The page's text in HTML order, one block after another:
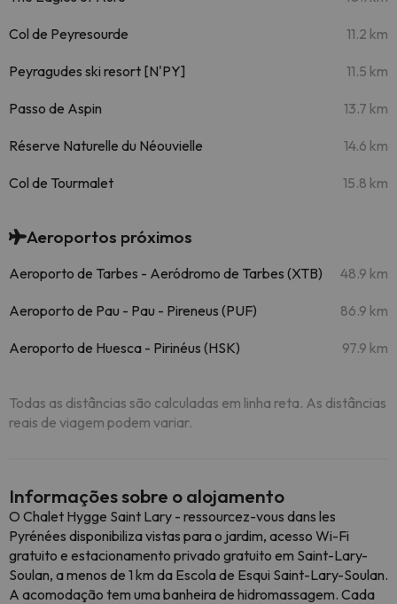
Col de Peyresourde 11.2 km
Peyragudes ski resort [N'PY] 11.5 km
Passo de Aspin 13.7 km
Réserve Naturelle du Néouvielle 14.6 km
Col de Tourmalet 15.8 km
Aeroportos próximos
Aeroporto de Tarbes - Aeródromo de Tarbes (XTB) 48.9 km
Aeroporto de Pau - Pau - Pireneus (PUF) 86.9 km
Aeroporto de Huesca - Pirinéus (HSK) 97.9 km
Todas as distâncias são calculadas em linha reta. As distâncias
reais de viagem podem variar.
Informações sobre o alojamento
O Chalet Hygge Saint Lary - ressourcez-vous dans les
Pyrénées disponibiliza vistas para o jardim, acesso Wi-Fi
gratuito e estacionamento privado gratuito em Saint-Lary-
Soulan, a menos de 1 km da Escola de Esqui Saint-Lary-Soulan.
A acomodação tem uma banheira de hidromassagem. Cada